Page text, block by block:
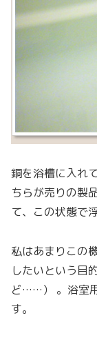
銅を浴槽に入れ
ちらが売りの製
て、この状態で
私はあまりこの
したいという目
ど……） 。浴室
す。